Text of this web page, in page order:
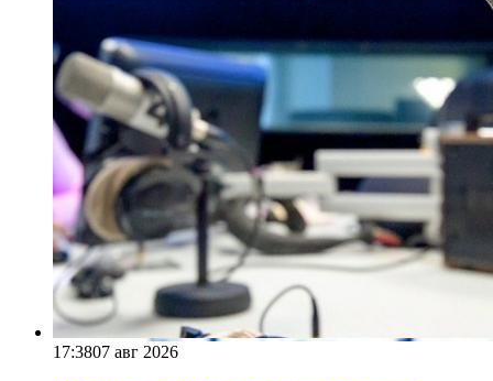
17:3807 авг 2026